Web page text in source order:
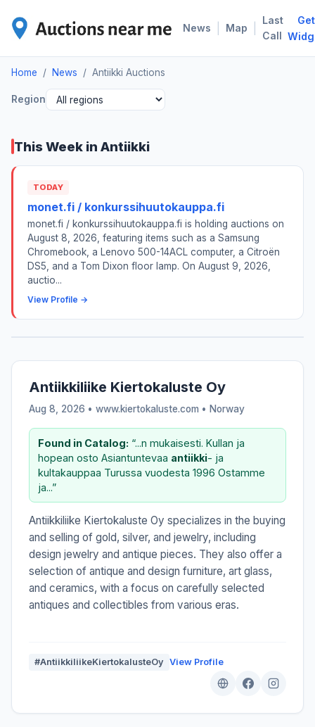
News Map
Last
Call
Get
Home / News / Antiikki Auctions
Region
This Week in Antiikki
TODAY
monet.fi / konkurssihuutokauppa.fi
monet.fi / konkurssihuutokauppa.fi is holding auctions on
August 8, 2026, featuring items such as a Samsung
Chromebook, a Lenovo 500-14ACL computer, a Citroën
DS5, and a Tom Dixon floor lamp. On August 9, 2026,
auctio...
View Profile →
Antiikkiliike Kiertokaluste Oy
Aug 8, 2026 • www.kiertokaluste.com • Norway
Found in Catalog: “...n mukaisesti. Kullan ja
hopean osto Asiantuntevaa antiikki- ja
kultakauppaa Turussa vuodesta 1996 Ostamme
ja...”
Antiikkiliike Kiertokaluste Oy specializes in the buying
and selling of gold, silver, and jewelry, including
design jewelry and antique pieces. They also offer a
selection of antique and design furniture, art glass,
and ceramics, with a focus on carefully selected
antiques and collectibles from various eras.
#AntiikkiliikeKiertokalusteOy View Profile